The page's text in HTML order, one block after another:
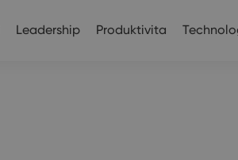
Leadership Produktivita